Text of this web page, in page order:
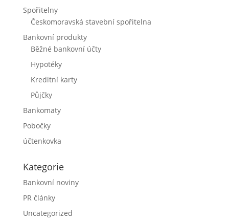
Spořitelny
Českomoravská stavební spořitelna
Bankovní produkty
Běžné bankovní účty
Hypotéky
Kreditní karty
Půjčky
Bankomaty
Pobočky
účtenkovka
Kategorie
Bankovní noviny
PR články
Uncategorized